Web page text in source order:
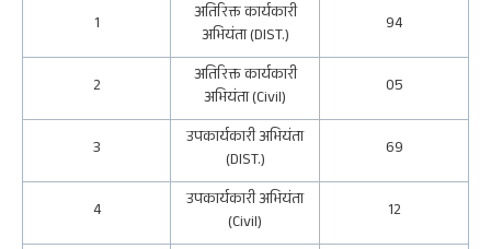
1
अतिरिक्त कार्यकारी
अभियंता (DIST.)
94
2
अतिरिक्त कार्यकारी
अभियंता (Civil)
05
3
उपकार्यकारी अभियंता
(DIST.)
69
4
उपकार्यकारी अभियंता
(Civil)
12